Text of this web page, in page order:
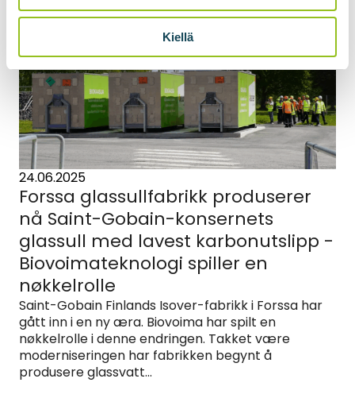
Kiellä
24.06.2025
Forssa glassullfabrikk produserer
nå Saint-Gobain-konsernets
glassull med lavest karbonutslipp -
Biovoimateknologi spiller en
nøkkelrolle
Saint-Gobain Finlands Isover-fabrikk i Forssa har
gått inn i en ny æra. Biovoima har spilt en
nøkkelrolle i denne endringen. Takket være
moderniseringen har fabrikken begynt å
produsere glassvatt...